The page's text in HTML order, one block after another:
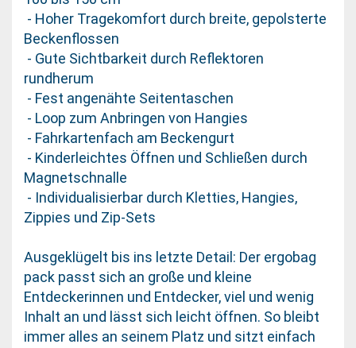
- Hoher Tragekomfort durch breite, gepolsterte
Beckenflossen
- Gute Sichtbarkeit durch Reflektoren
rundherum
- Fest angenähte Seitentaschen
- Loop zum Anbringen von Hangies
- Fahrkartenfach am Beckengurt
- Kinderleichtes Öffnen und Schließen durch
Magnetschnalle
- Individualisierbar durch Kletties, Hangies,
Zippies und Zip-Sets
Ausgeklügelt bis ins letzte Detail: Der ergobag
pack passt sich an große und kleine
Entdeckerinnen und Entdecker, viel und wenig
Inhalt an und lässt sich leicht öffnen. So bleibt
immer alles an seinem Platz und sitzt einfach